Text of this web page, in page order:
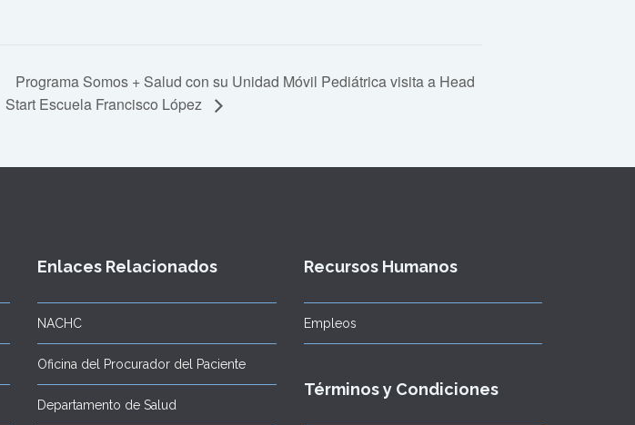
Programa Somos + Salud con su Unidad Móvil Pediátrica visita a Head
Start Escuela Francisco López
Enlaces Relacionados
NACHC
Oficina del Procurador del Paciente
Departamento de Salud
Recursos Humanos
Empleos
Términos y Condiciones